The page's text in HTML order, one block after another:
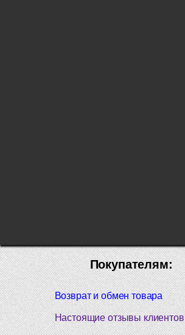
Покупателям:
Возврат и обмен товара
Настоящие отзывы клиентов